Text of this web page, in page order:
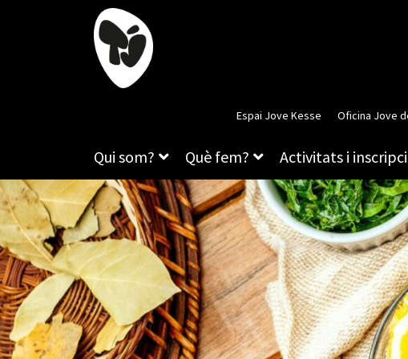
Espai Jove Kesse Oficina Jove
Qui som? Què fem? Activitats i